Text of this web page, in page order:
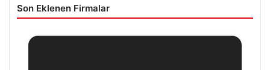
Son Eklenen Firmalar